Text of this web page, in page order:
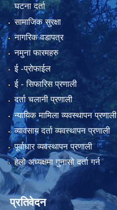
घटना दर्ता
सामाजिक सुरक्षा
नागरिक वडापत्र
नमुना फारमहरु
ई -प्रोफाईल
ई‍ - सिफारिस प्रणाली
दर्ता चलानी प्रणाली
न्यायिक मामिला व्यवस्थापन प्रणाली
व्यावसाय दर्ता व्यवस्थापन प्रणाली
पूर्वाधार व्यवस्थापन प्रणाली
हेलो अध्यक्षमा गुनासो दर्ता गर्न
प्रतिवेदन